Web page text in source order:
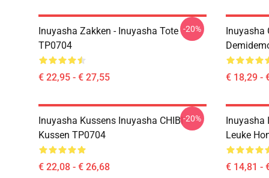
Inuyasha Zakken - Inuyasha Tote
TP0704
€ 22,95 - € 27,55
-20%
Inuyasha
€ 18,29 -
Inuyasha Kussens Inuyasha CHIBI
Kussen TP0704
€ 22,08 - € 26,68
-20%
Inuyasha
Leuke
€ 14,81 -